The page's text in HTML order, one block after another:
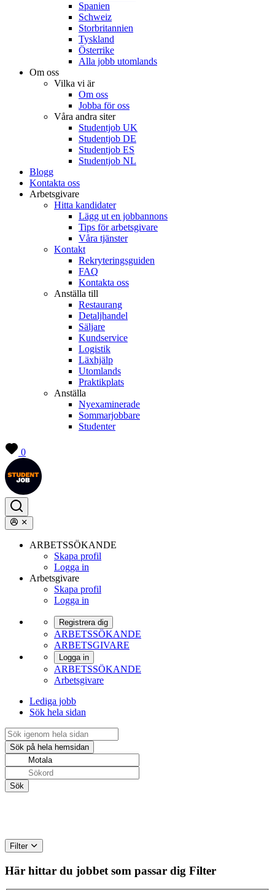
Spanien
Schweiz
Storbritannien
Tyskland
Österrike
Alla jobb utomlands
Om oss
Vilka vi är
Om oss
Jobba för oss
Våra andra siter
Studentjob UK
Studentjob DE
Studentjob ES
Studentjob NL
Blogg
Kontakta oss
Arbetsgivare
Hitta kandidater
Lägg ut en jobbannons
Tips för arbetsgivare
Våra tjänster
Kontakt
Rekryteringsguiden
FAQ
Kontakta oss
Anställa till
Restaurang
Detaljhandel
Säljare
Kundservice
Logistik
Läxhjälp
Utomlands
Praktikplats
Anställa
Nyexaminerade
Sommarjobbare
Studenter
0
ARBETSSÖKANDE
Skapa profil
Logga in
Arbetsgivare
Skapa profil
Logga in
Registrera dig
ARBETSSÖKANDE
ARBETSGIVARE
Logga in
ARBETSSÖKANDE
Arbetsgivare
Lediga jobb
Sök hela sidan
Filter
Här hittar du jobbet som passar dig Filter